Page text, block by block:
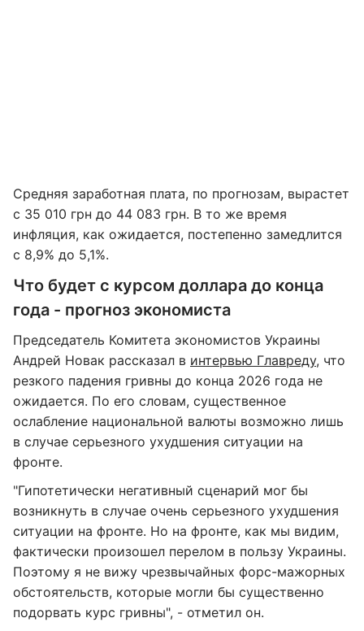
Средняя заработная плата, по прогнозам, вырастет
с 35 010 грн до 44 083 грн. В то же время
инфляция, как ожидается, постепенно замедлится
с 8,9% до 5,1%.
Что будет с курсом доллара до конца
года - прогноз экономиста
Председатель Комитета экономистов Украины
Андрей Новак рассказал в интервью Главреду, что
резкого падения гривны до конца 2026 года не
ожидается. По его словам, существенное
ослабление национальной валюты возможно лишь
в случае серьезного ухудшения ситуации на
фронте.
"Гипотетически негативный сценарий мог бы
возникнуть в случае очень серьезного ухудшения
ситуации на фронте. Но на фронте, как мы видим,
фактически произошел перелом в пользу Украины.
Поэтому я не вижу чрезвычайных форс-мажорных
обстоятельств, которые могли бы существенно
подорвать курс гривны", - отметил он.